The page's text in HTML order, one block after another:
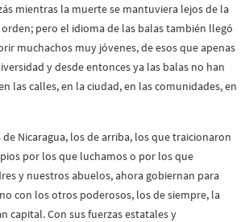
mientras la muerte se mantuviera lejos de la
pero el idioma de las balas también llegó
muchachos muy jóvenes, de esos que apenas
y desde entonces ya las balas no han
las calles, en la ciudad, en las comunidades, en
Nicaragua, los de arriba, los que traicionaron
por los que luchamos o por los que
y nuestros abuelos, ahora gobiernan para
con los otros poderosos, los de siempre, la
capital. Con sus fuerzas estatales y